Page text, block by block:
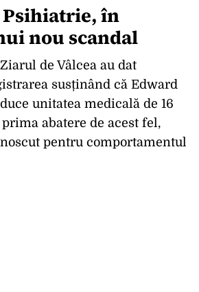
în
nou scandal
de Vâlcea au dat
susținând că Edward
unitatea medicală de 16
abatere de acest fel,
pentru comportamentul